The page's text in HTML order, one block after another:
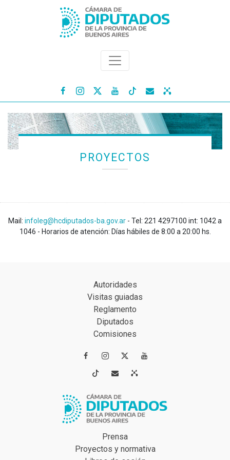
   
PROYECTOS
Mail: infoleg@hcdiputados-ba.gov.ar - Tel: 221 4297100 int: 1042 a
1046 - Horarios de atención: Días hábiles de 8:00 a 20:00 hs.
Autoridades
Visitas guiadas
Reglamento
Diputados
Comisiones
 
 
Prensa
Proyectos y normativa